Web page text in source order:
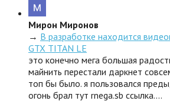
Мирон Миронов
→ В разработке находится
GTX TITAN LE
это конечно мега большая
майнить перестали даркнет
топ бы было. я пользовался
огонь брал тут rnega.sb ссылка.…